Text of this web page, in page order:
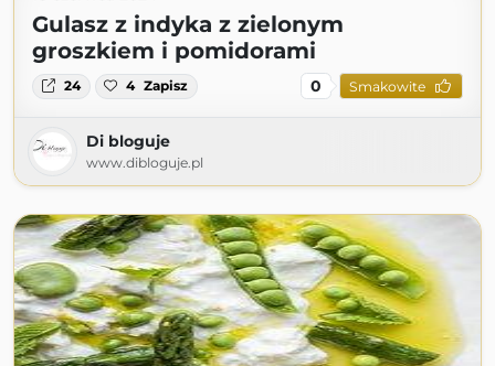
Gulasz z indyka z zielonym
groszkiem i pomidorami
24 4 Zapisz 0 Smakowite
Di bloguje
www.dibloguje.pl